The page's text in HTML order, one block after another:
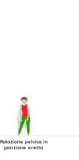
Rotazione pelvica in
posizione eretta